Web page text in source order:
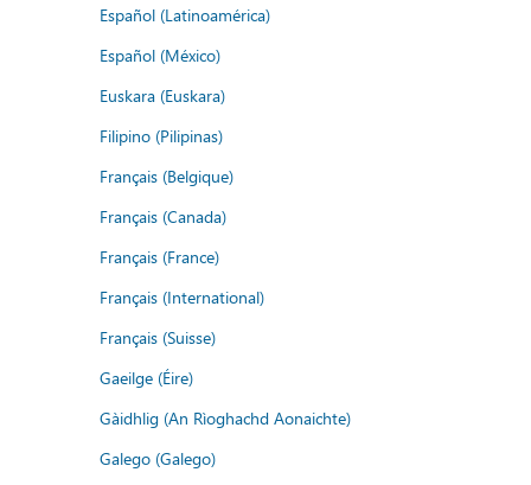
Español (Latinoamérica)
Español (México)
Euskara (Euskara)
Filipino (Pilipinas)
Français (Belgique)
Français (Canada)
Français (France)
Français (International)
Français (Suisse)
Gaeilge (Éire)
Gàidhlig (An Rìoghachd Aonaichte)
Galego (Galego)